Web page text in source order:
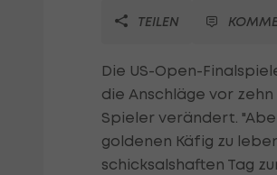
TEILEN
Die US-Open-
die Anschläge vor
Spieler verändert.
goldenen Käfig zu
schicksalshaften Tag